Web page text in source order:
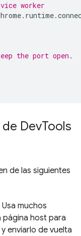
worker
. runtime.
the port open.
DevTools
de las siguientes
Usa muchos
página host para
enviarlo de vuelta